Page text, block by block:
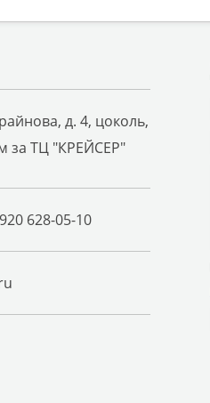
д. 4, цоколь,
за ТЦ "КРЕЙСЕР"
628-05-10